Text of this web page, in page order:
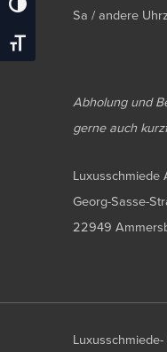
Umschalten Auf Hohe
Schrift Vergrößern
Sa / andere
Abholung und
gerne auch
Luxusschmiede
Georg-Sasse-
22949